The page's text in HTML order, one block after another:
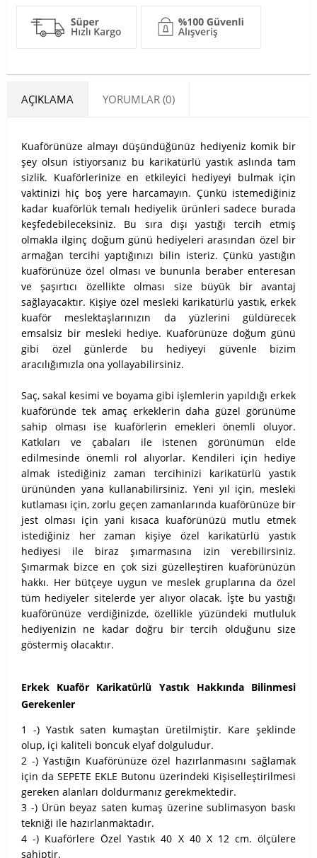
AÇIKLAMA YORUMLAR (0)
Kuaförünüze almayı düşündüğünüz hediyeniz komik bir
şey olsun istiyorsanız bu karikatürlü yastık aslında tam
sizlik. Kuaförlerinize en etkileyici hediyeyi bulmak için
vaktinizi hiç boş yere harcamayın. Çünkü istemediğiniz
kadar kuaförlük temalı hediyelik ürünleri sadece burada
keşfedebileceksiniz. Bu sıra dışı yastığı tercih etmiş
olmakla ilginç doğum günü hediyeleri arasından özel bir
armağan tercihi yaptığınızı bilin isteriz. Çünkü yastığın
kuaförünüze özel olması ve bununla beraber enteresan
ve şaşırtıcı özellikte olması size büyük bir avantaj
sağlayacaktır. Kişiye özel mesleki karikatürlü yastık, erkek
kuaför meslektaşlarınızın da yüzlerini güldürecek
emsalsiz bir mesleki hediye. Kuaförünüze doğum günü
gibi özel günlerde bu hediyeyi güvenle bizim
aracılığımızla ona yollayabilirsiniz.
Saç, sakal kesimi ve boyama gibi işlemlerin yapıldığı erkek
kuaföründe tek amaç erkeklerin daha güzel görünüme
sahip olması ise kuaförlerin emekleri önemli oluyor.
Katkıları ve çabaları ile istenen görünümün elde
edilmesinde önemli rol alıyorlar. Kendileri için hediye
almak istediğiniz zaman tercihinizi karikatürlü yastık
ürününden yana kullanabilirsiniz. Yeni yıl için, mesleki
kutlaması için, zorlu geçen zamanlarında kuaförünüze bir
jest olması için yani kısaca kuaförünüzü mutlu etmek
istediğiniz her zaman kişiye özel karikatürlü yastık
hediyesi ile biraz şımarmasına izin verebilirsiniz.
Şımarmak bizce en çok sizi güzelleştiren kuaförünüzün
hakkı. Her bütçeye uygun ve meslek gruplarına da özel
tüm hediyeler sitelerde yer alıyor olacak. İşte bu yastığı
kuaförünüze verdiğinizde, özellikle yüzündeki mutluluk
hediyenizin ne kadar doğru bir tercih olduğunu size
göstermiş olacaktır.
Erkek Kuaför Karikatürlü Yastık Hakkında Bilinmesi
Gerekenler
1 -) Yastık saten kumaştan üretilmiştir. Kare şeklinde
olup, içi kaliteli boncuk elyaf dolguludur.
2 -) Yastığın Kuaförünüze özel hazırlanmasını sağlamak
için da SEPETE EKLE Butonu üzerindeki Kişiselleştirilmesi
gereken alanları doldurmanız gerekmektedir.
3 -) Ürün beyaz saten kumaş üzerine sublimasyon baskı
tekniği ile hazırlanmaktadır.
4 -) Kuaförlere Özel Yastık 40 X 40 X 12 cm. ölçülere
sahiptir.